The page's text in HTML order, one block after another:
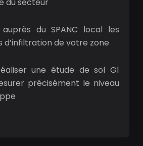
auprès du SPANC local les
d’infiltration de votre zone
une étude de sol G1
précisément le niveau